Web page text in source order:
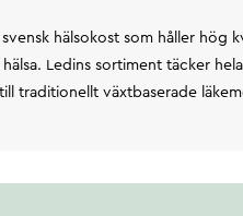
hälsokost som håller hög
Ledins sortiment täcker
traditionellt växtbaserade